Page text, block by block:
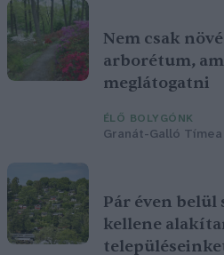
Nem csak
arborétum,
meglátogatni
ÉLŐ BOLYGÓNK
Granát-Galló Tímea
Pár éven belül
kellene